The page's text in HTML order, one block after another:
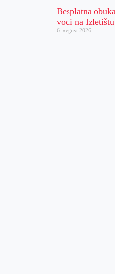
Besplatna
vodi na
6. avgust 2026.